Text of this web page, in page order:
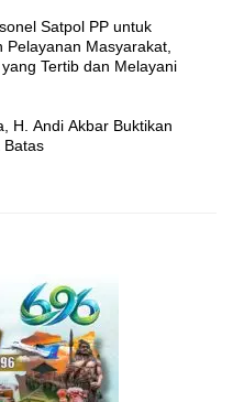
Satpol PP untuk
Pelayanan Masyarakat,
Tertib dan Melayani
H. Andi Akbar Buktikan
Batas